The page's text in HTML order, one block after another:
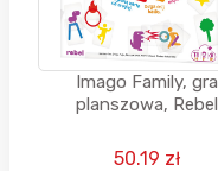
Imago Family, gra
planszowa, Rebel
50.19 zł